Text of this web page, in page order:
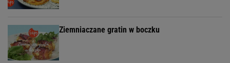
Ziemniaczane gratin w boczku